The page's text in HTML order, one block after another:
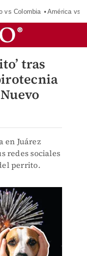
vs Colombia América vs
tras
en Juárez
redes sociales
perrito.